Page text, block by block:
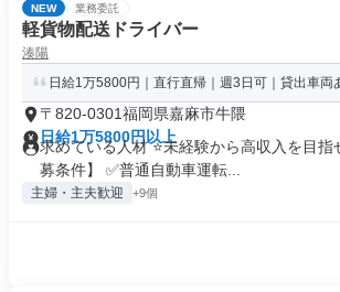
NEW 業務委託
軽貨物配送ドライバー
湊陽
日給1万5800円｜直行直帰｜週3日可｜貸出車両
〒820-0301福岡県嘉麻市牛隈
日給1万5800円以上
求めている人材 ⭐未経験から高収入を目
募条件】 ✅普通自動車運転...
主婦・主夫歓迎 +9個